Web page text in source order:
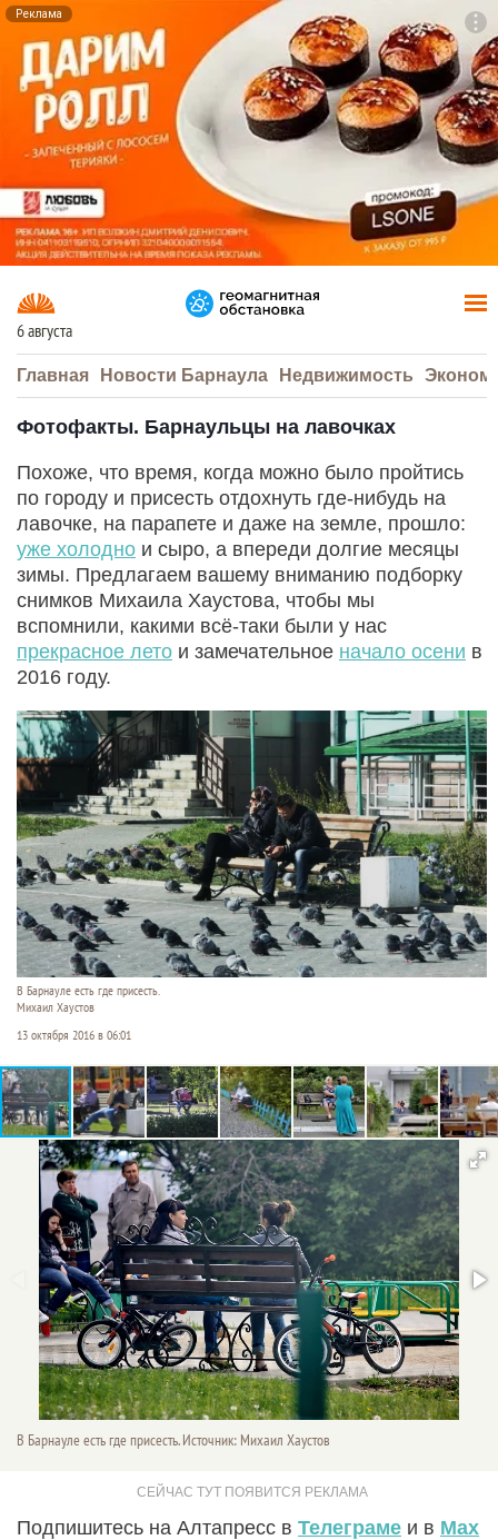
Реклама
6 августа
Главная Новости Барнаула Недвижимость
Фотофакты. Барнаульцы на лавочках
Похоже, что время, когда можно было пройтись
по городу и присесть отдохнуть где-нибудь на
лавочке, на парапете и даже на земле, прошло:
уже холодно и сыро, а впереди долгие месяцы
зимы. Предлагаем вашему вниманию подборку
снимков Михаила Хаустова, чтобы мы
вспомнили, какими всё-таки были у нас
прекрасное лето и замечательное начало осени в
2016 году.
В Барнауле есть где присесть.
Михаил Хаустов
13 октября 2016 в 06:01
В Барнауле есть где присесть. Источник: Михаил Хаустов
Подпишитесь на Алтапресс в Телеграме и в Max